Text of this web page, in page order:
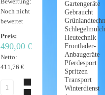
Noch nicht
bewertet
Preis:
490,00 €
Netto:
411,76 €
Gartengeräte
Gebraucht
Heutechnik
Frontlader-
Anbaugeräte
Pferdesport
Spritzen
Transport
Winterdienst